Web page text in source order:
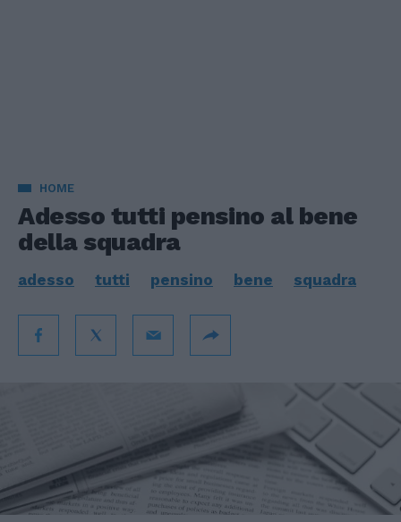
HOME
Adesso tutti pensino al bene
della squadra
adesso tutti pensino bene squadra